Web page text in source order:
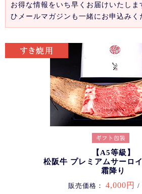
お得な情報をいち早くお届けいたし
ひメールマガジンも一緒にお申込みく
【A5等級】
松阪牛 プレミアムサーロ
霜降り
販売価格： 4,000円 /